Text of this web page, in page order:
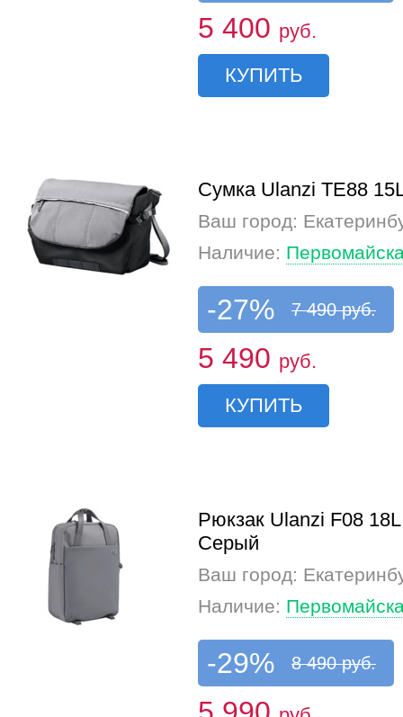
5 400 руб.
КУПИТЬ
Сумка Ulanzi TE88
Ваш город:
Наличие:
-27% 7 490 руб.
5 490 руб.
КУПИТЬ
Рюкзак Ulanzi F08 18L
Серый
Ваш город:
Наличие:
-29% 8 490 руб.